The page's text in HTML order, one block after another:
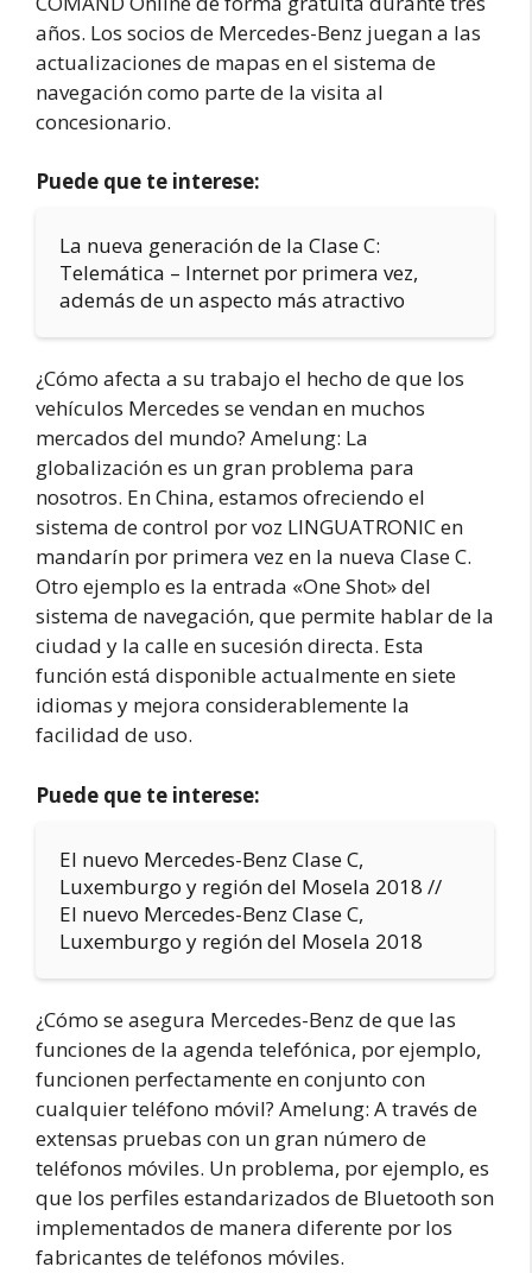
años. Los socios de Mercedes-Benz juegan a las
actualizaciones de mapas en el sistema de
navegación como parte de la visita al
concesionario.
Puede que te interese:
La nueva generación de la Clase C:
Telemática – Internet por primera vez,
además de un aspecto más atractivo
¿Cómo afecta a su trabajo el hecho de que los
vehículos Mercedes se vendan en muchos
mercados del mundo? Amelung: La
globalización es un gran problema para
nosotros. En China, estamos ofreciendo el
sistema de control por voz LINGUATRONIC en
mandarín por primera vez en la nueva Clase C.
Otro ejemplo es la entrada «One Shot» del
sistema de navegación, que permite hablar de la
ciudad y la calle en sucesión directa. Esta
función está disponible actualmente en siete
idiomas y mejora considerablemente la
facilidad de uso.
Puede que te interese:
El nuevo Mercedes-Benz Clase C,
Luxemburgo y región del Mosela 2018 //
El nuevo Mercedes-Benz Clase C,
Luxemburgo y región del Mosela 2018
¿Cómo se asegura Mercedes-Benz de que las
funciones de la agenda telefónica, por ejemplo,
funcionen perfectamente en conjunto con
cualquier teléfono móvil? Amelung: A través de
extensas pruebas con un gran número de
teléfonos móviles. Un problema, por ejemplo, es
que los perfiles estandarizados de Bluetooth son
implementados de manera diferente por los
fabricantes de teléfonos móviles.